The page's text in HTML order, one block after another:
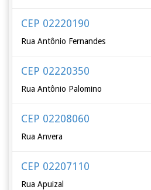
CEP 02220190
Rua Antônio Fernandes
CEP 02220350
Rua Antônio Palomino
CEP 02208060
Rua Anvera
CEP 02207110
Rua Apuizal